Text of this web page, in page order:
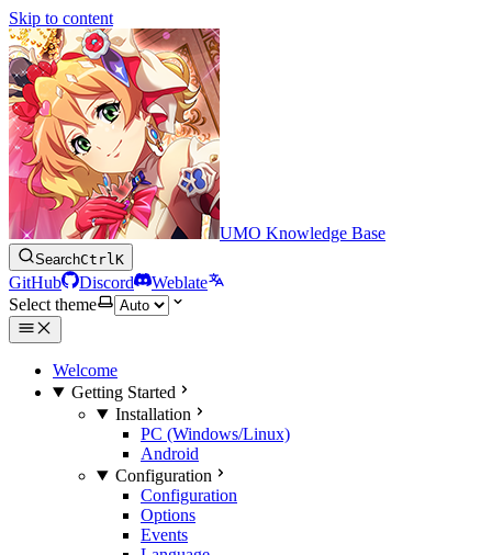
Skip to content
UMO Knowledge Base
SearchCtrlK
GitHub Discord
Weblate
Select theme
Welcome
Getting Started
Installation
PC (Windows/Linux)
Android
Configuration
Configuration
Options
Events